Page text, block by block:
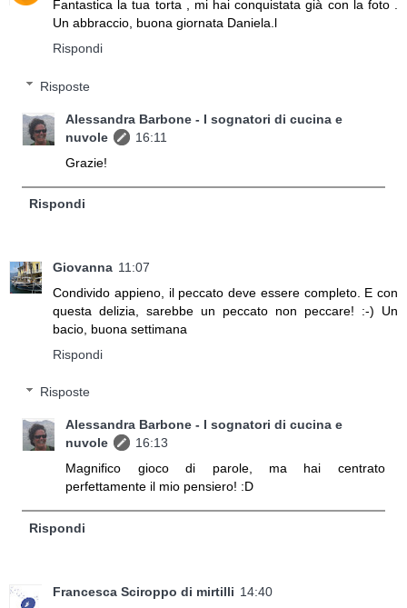
Fantastica la tua torta , mi hai conquistata già con la foto .
Un abbraccio, buona giornata Daniela.l
Rispondi
Risposte
Alessandra Barbone - I sognatori di cucina e
nuvole
16:11
Grazie!
Rispondi
Giovanna 11:07
Condivido appieno, il peccato deve essere completo. E con
questa delizia, sarebbe un peccato non peccare! :-) Un
bacio, buona settimana
Rispondi
Risposte
Alessandra Barbone - I sognatori di cucina e
nuvole
16:13
Magnifico gioco di parole, ma hai centrato
perfettamente il mio pensiero! :D
Rispondi
Francesca Sciroppo di mirtilli 14:40